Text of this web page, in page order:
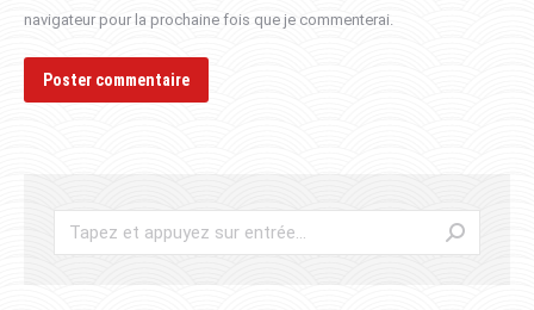
navigateur pour la prochaine fois que je commenterai.
Poster commentaire